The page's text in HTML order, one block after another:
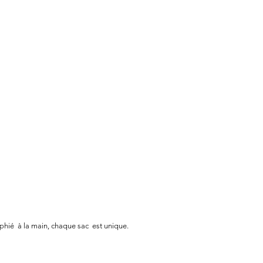
à la main, chaque sac est unique.